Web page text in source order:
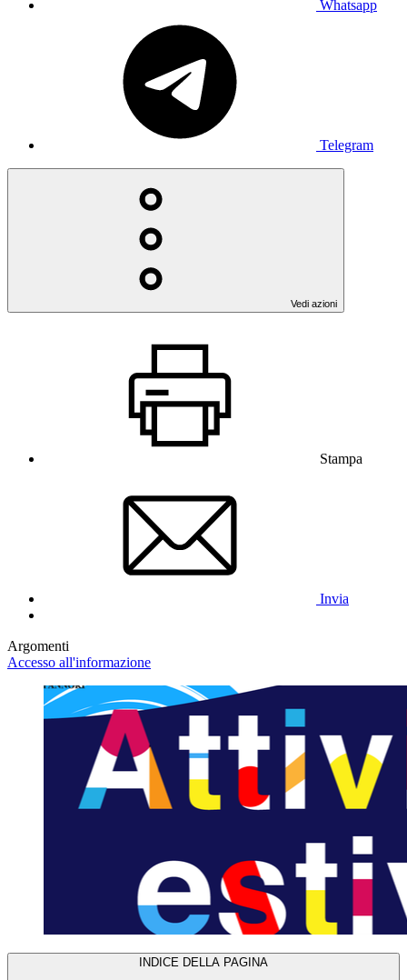
Whatsapp
Telegram
Vedi azioni
Stampa
Invia
Argomenti
Accesso all'informazione
INDICE DELLA PAGINA